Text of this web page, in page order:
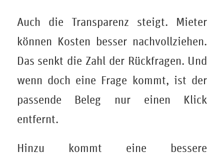
Auch die Transparenz steigt. Mieter
können Kosten besser nachvollziehen.
Das senkt die Zahl der Rückfragen. Und
wenn doch eine Frage kommt, ist der
passende Beleg nur einen Klick
entfernt.
Hinzu kommt eine bessere